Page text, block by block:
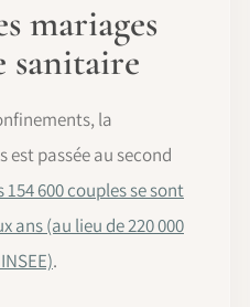
mariages
sanitaire
la
passée au second
154 600 couples se sont
ans (au lieu de 220 000
.